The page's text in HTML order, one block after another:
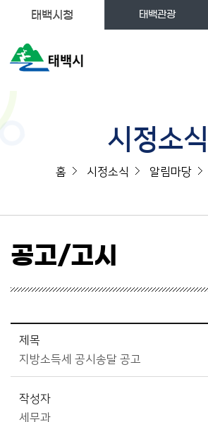
태백시청 태백관광
시정소식
홈 시정소식 알림마당
공고/고시
제목
지방소득세 공시송달 공고
작성자
세무과